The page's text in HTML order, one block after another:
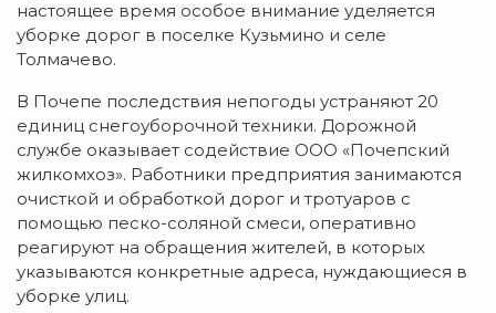
настоящее время особое внимание уделяется
уборке дорог в поселке Кузьмино и селе
Толмачево.
В Почепе последствия непогоды устраняют 20
единиц снегоуборочной техники. Дорожной
службе оказывает содействие ООО «Почепский
жилкомхоз». Работники предприятия занимаются
очисткой и обработкой дорог и тротуаров с
помощью песко-соляной смеси, оперативно
реагируют на обращения жителей, в которых
указываются конкретные адреса, нуждающиеся в
уборке улиц.